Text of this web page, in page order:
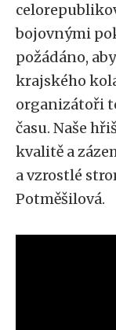
bojovnými
požádáno,
krajského
organizátoři
času. Naše
kvalitě a
a vzrostlé
Potměšilová.